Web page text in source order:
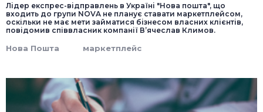
Лідер експрес-відправлень в Україні "Нова пошта", що
входить до групи NOVA не планує ставати маркетплейсом,
оскільки не має мети займатися бізнесом власних клієнтів,
повідомив співвласник компанії В’ячеслав Климов.
Нова Пошта маркетплейс